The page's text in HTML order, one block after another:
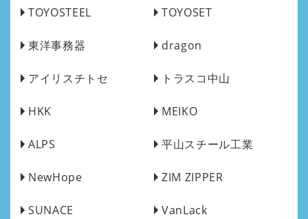
TOYOSTEEL TOYOSET
東洋事務器 dragon
アイリスチトセ トラスコ中山
HKK MEIKO
ALPS 平山スチール工業
NewHope ZIM ZIPPER
SUNACE VanLack